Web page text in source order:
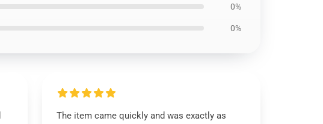
0%
0%
The item came quickly and was exactly as